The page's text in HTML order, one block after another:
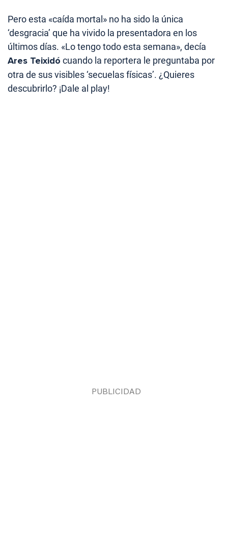
Pero esta «caída mortal» no ha sido la única
‘desgracia’ que ha vivido la presentadora en los
últimos días. «Lo tengo todo esta semana», decía
Ares Teixidó cuando la reportera le preguntaba por
otra de sus visibles ‘secuelas físicas’. ¿Quieres
descubrirlo? ¡Dale al play!